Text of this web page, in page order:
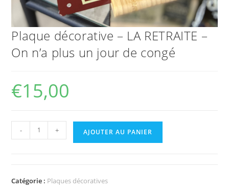
Plaque décorative – LA RETRAITE –
On n’a plus un jour de congé
€15,00
- + AJOUTER AU PANIER
Catégorie : Plaques décoratives